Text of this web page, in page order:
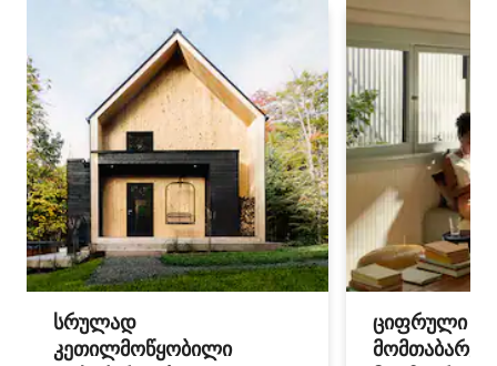
სრულად
კეთილმოწყობილი
ციფრული